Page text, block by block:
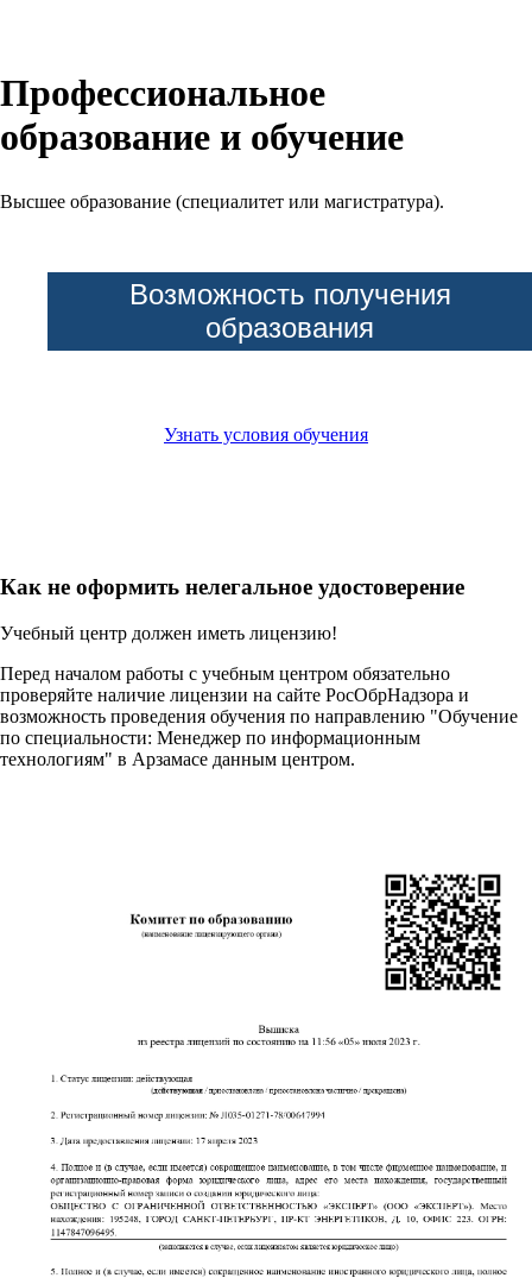
Профессиональное
образование и обучение
Высшее образование (специалитет или магистратура).
Возможность получения
образования
Узнать условия обучения
Как не оформить нелегальное удостоверение
Учебный центр должен иметь лицензию!
Перед началом работы с учебным центром обязательно
проверяйте наличие лицензии на сайте РосОбрНадзора и
возможность проведения обучения по направлению "Обучение
по специальности: Менеджер по информационным
технологиям" в Арзамасе данным центром.